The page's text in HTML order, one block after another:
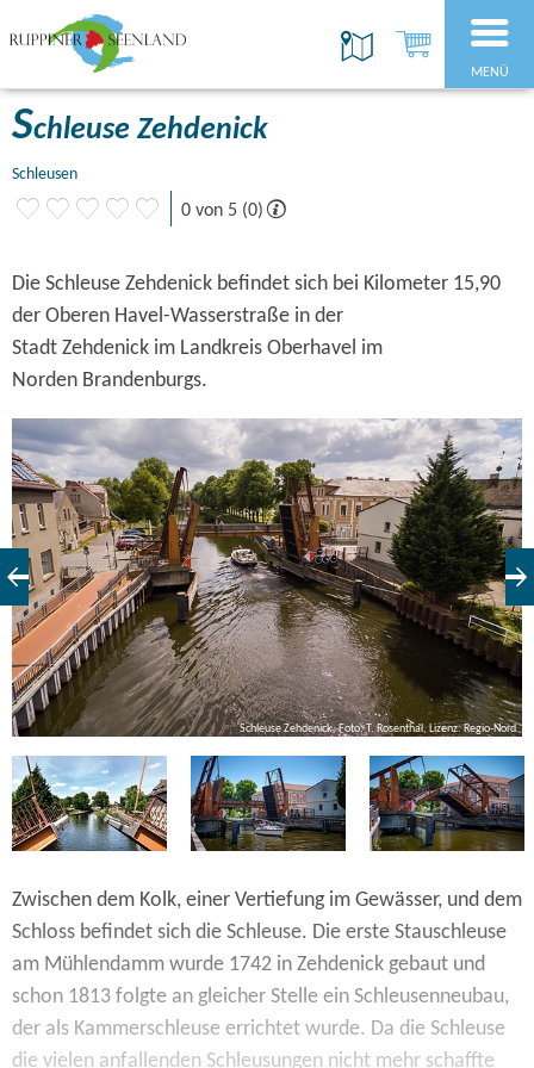
MENÜ
Schleuse Zehdenick
Schleusen
0 von 5 (0)
Die Schleuse Zehdenick befindet sich bei Kilometer 15,90
der Oberen Havel-Wasserstraße in der
Stadt Zehdenick im Landkreis Oberhavel im
Norden Brandenburgs.
Schleuse Zehdenick, Foto: T. Rosenthal, Lizenz: Regio-Nord
Zwischen dem Kolk, einer Vertiefung im Gewässer, und dem
Schloss befindet sich die Schleuse. Die erste Stauschleuse
am Mühlendamm wurde 1742 in Zehdenick gebaut und
schon 1813 folgte an gleicher Stelle ein Schleusenneubau,
der als Kammerschleuse errichtet wurde. Da die Schleuse
die vielen anfallenden Schleusungen nicht mehr schaffte